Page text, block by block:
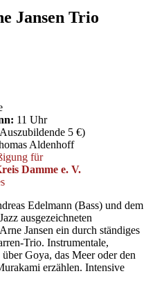
Jansen Trio
11 Uhr
5 €)
Aldenhoff
für
Damme e. V.
Edelmann (Bass) und dem
ausgezeichneten
Jansen ein durch ständiges
Trio. Instrumentale,
Goya, das Meer oder den
erzählen. Intensive